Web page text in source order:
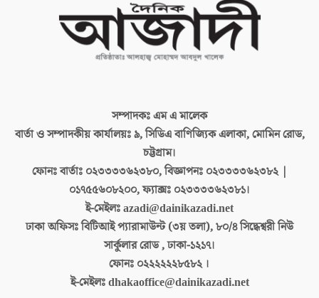
সম্পাদকঃএম এ মালেক
বার্তা ও সম্পাদকীয় কার্যালয়ঃ৯, সিডিএ বাণিজ্যিক এলাকা, মোমিন রোড,
চট্টগ্রাম।
ফোনঃ বার্তাঃ ০২৩৩৩৩৬২৩৮০, বিজ্ঞাপনঃ ০২৩৩৩৩৬২৩৮২ |
০১৭৫৫৬০৮২০০, ফ্যাক্সঃ ০২৩৩৩৩৬২৩৮১।
ই-মেইলঃazadi@dainikazadi.net
ঢাকা অফিসঃবিটিআই প্যারামাউন্ট (৩য় তলা), ৮০/৪ সিদ্ধেশ্বরী নিউ
সার্কুলার রোড , ঢাকা-১২১৭।
ফোনঃ ০২২২২২২৮৫৮২ ।
ই-মেইলঃdhakaoffice@dainikazadi.net